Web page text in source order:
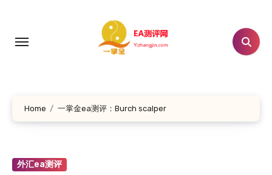
Home 一掌金ea测评：Burch scalper
外汇ea测评